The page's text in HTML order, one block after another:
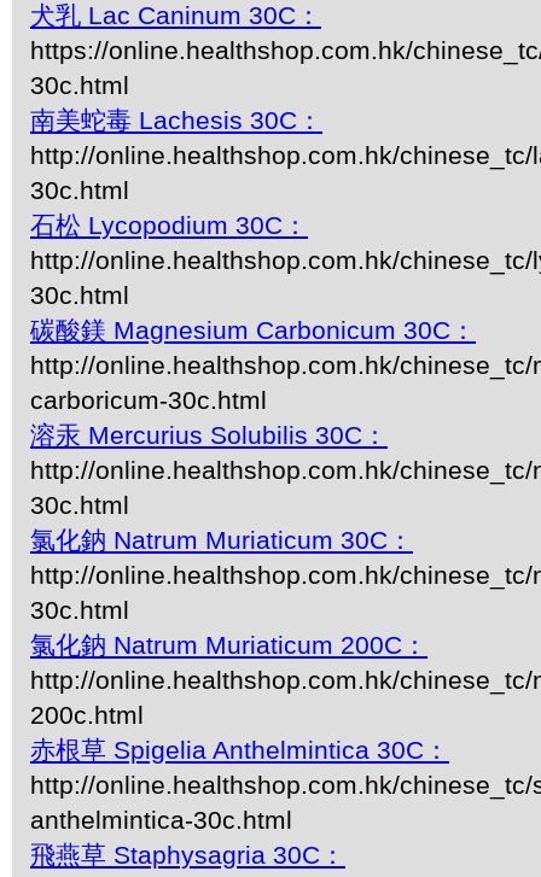
犬乳 Lac Caninum 30C：
https://online.healthshop.com.hk/
30c.html
南美蛇毒 Lachesis 30C：
http://online.healthshop.com.hk/
30c.html
石松 Lycopodium 30C：
http://online.healthshop.com.hk/chinese_tc/
30c.html
碳酸鎂 Magnesium Carbonicum 30C：
http://online.healthshop.com.hk/chinese_tc/
carboricum-30c.html
溶汞 Mercurius Solubilis 30C：
http://online.healthshop.com.hk/
30c.html
氯化鈉 Natrum Muriaticum 30C：
http://online.healthshop.com.hk/
30c.html
氯化鈉 Natrum Muriaticum 200C：
http://online.healthshop.com.hk/
200c.html
赤根草 Spigelia Anthelmintica 30C：
http://online.healthshop.com.hk/chinese_tc/
anthelmintica-30c.html
飛燕草 Staphysagria 30C：